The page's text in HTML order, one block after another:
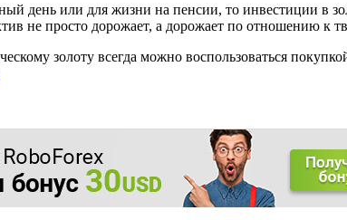
день или для жизни на пенсии, то инвестиции в
не просто дорожает, а дорожает по отношению к
золоту всегда можно воспользоваться